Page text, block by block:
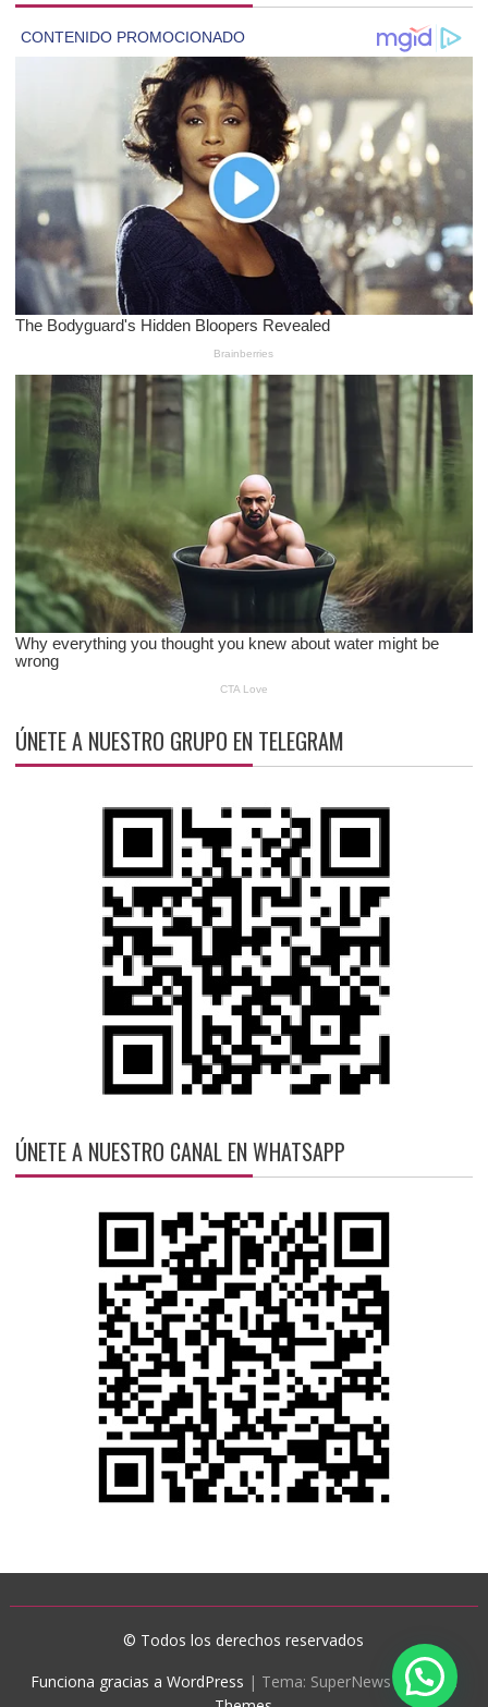
ÚNETE A NUESTRO GRUPO EN TELEGRAM
ÚNETE A NUESTRO CANAL EN WHATSAPP
© Todos los derechos reservados
Funciona gracias a WordPress | Tema: SuperNews deAcme